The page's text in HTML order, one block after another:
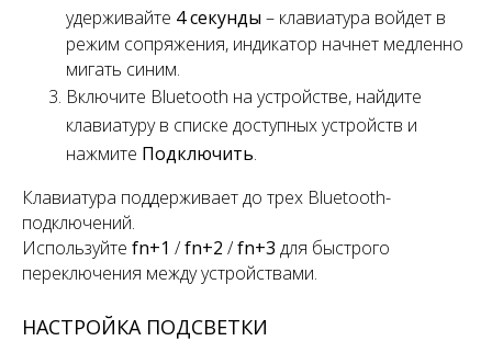
удерживайте 4 секунды – клавиатура войдет в
режим сопряжения, индикатор начнет медленно
мигать синим.
Включите Bluetooth на устройстве, найдите
клавиатуру в списке доступных устройств и
нажмите Подключить.
Клавиатура поддерживаетдо трех Bluetooth-
подключений.
Используйте fn+1 /fn+2 /fn+3 для быстрого
переключения между устройствами.
НАСТРОЙКА ПОДСВЕТКИ